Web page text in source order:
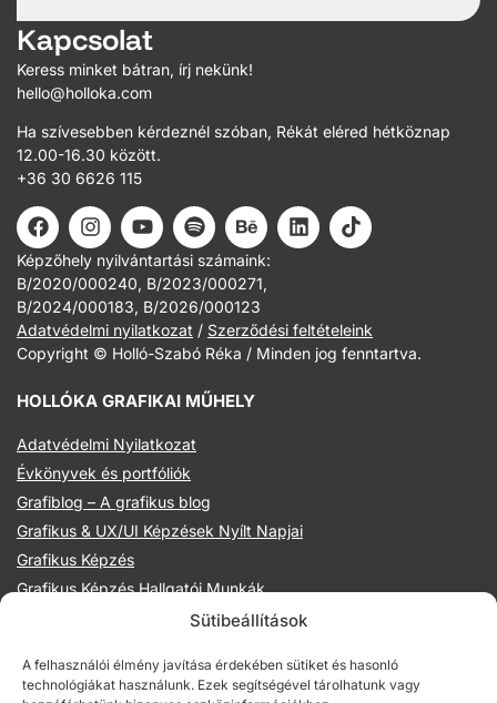
Sütibeállítások
A felhasználói élmény javítása érdekében sütiket és hasonló
technológiákat használunk. Ezek segítségével tárolhatunk vagy
Kapcsolat
Keress minket bátran, írj nekünk!
hello@holloka.com
Ha szívesebben kérdeznél szóban, Rékát eléred hétköznap
12.00-16.30 között.
+36 30 6626 115
Képzőhely nyilvántartási számaink:
B/2020/000240, B/2023/000271,
B/2024/000183, B/2026/000123
Adatvédelmi nyilatkozat / Szerződési feltételeink
Copyright © Holló-Szabó Réka / Minden jog fenntartva.
HOLLÓKA GRAFIKAI MŰHELY
Adatvédelmi Nyilatkozat
Évkönyvek és portfóliók
Grafiblog – A grafikus blog
Grafikus & UX/UI Képzések Nyílt Napjai
Grafikus Képzés
Grafikus Képzés Hallgatói Munkák
Illusztrációs management előadások